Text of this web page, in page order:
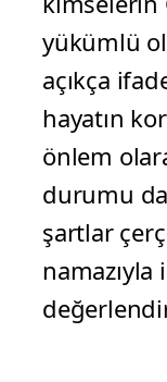
yükümlü
açıkça
hayatın
önlem
durumu
şartlar